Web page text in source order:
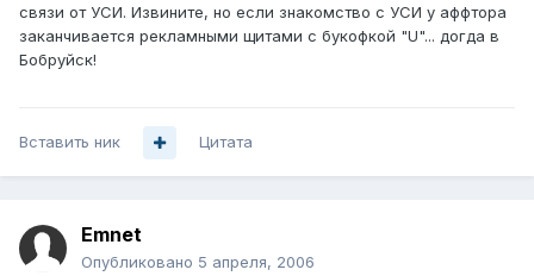
связи от УСИ. Извините, но если знакомство с УСИ у аффтора
заканчивается рекламными щитами с букофкой "U"... догда в
Бобруйск!
Вставить ник Цитата
Emnet
Опубликовано 5 апреля, 2006